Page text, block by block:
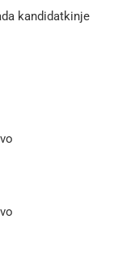
kandidatkinje